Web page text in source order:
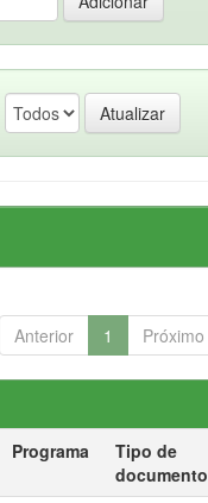
Anterior 1 Próximo
Programa
Tipo de
documento